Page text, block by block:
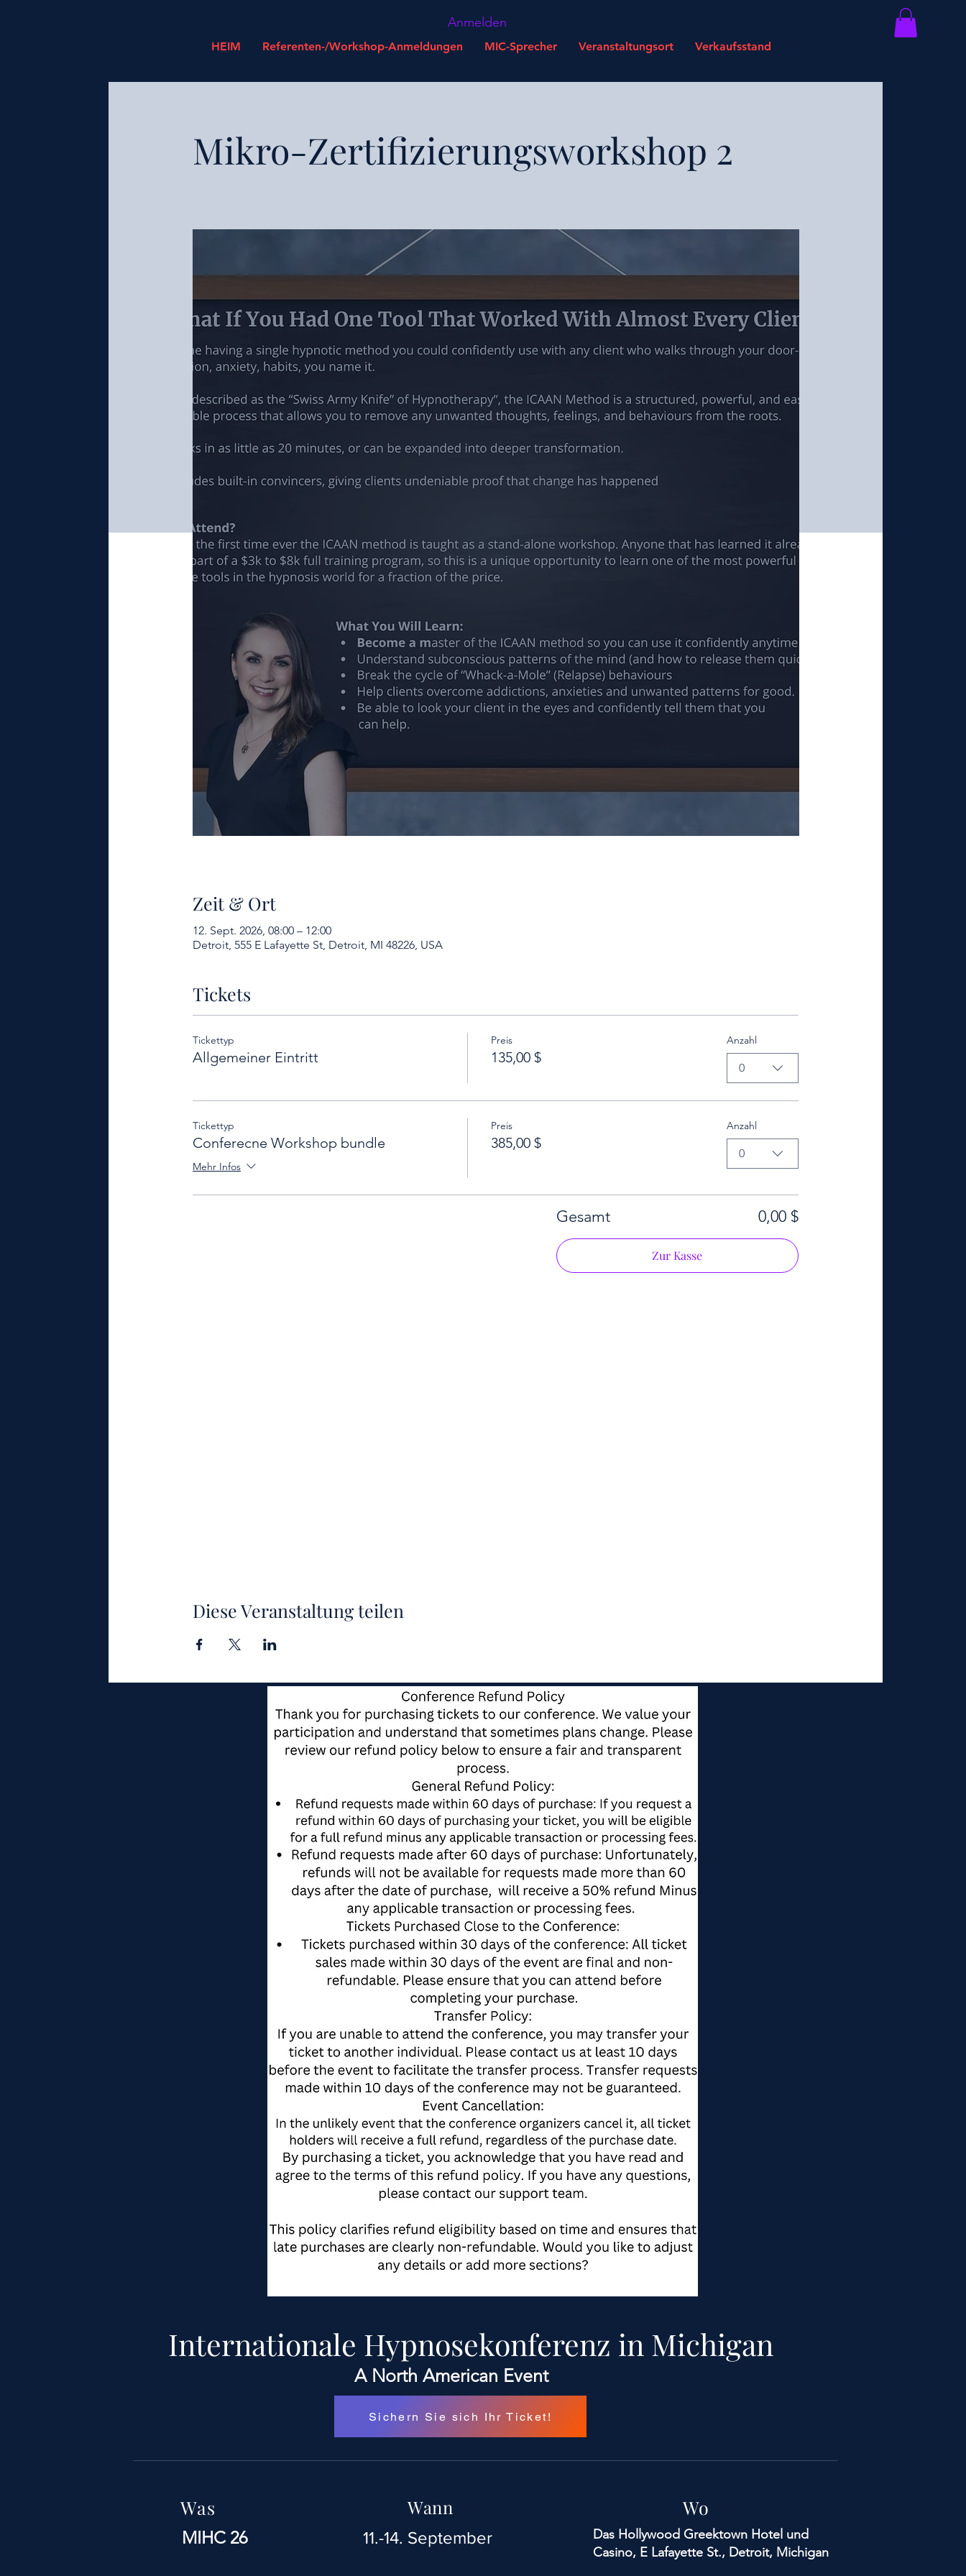
HEIM Referenten-/Workshop-Anmeldungen MIC-Sprecher Veranstaltungsort Verkaufsstand
Anmelden
Mikro-Zertifizierungsworkshop 2
Zeit & Ort
12. Sept. 2026, 08:00 – 12:00
Detroit, 555 E Lafayette St, Detroit, MI 48226, USA
Tickets
Tickettyp
Allgemeiner Eintritt
Preis
135,00 $
Anzahl
0
Tickettyp
Conferecne Workshop bundle
Mehr Infos
Preis
385,00 $
Anzahl
0
Gesamt 0,00 $
Zur Kasse
Diese Veranstaltung teilen
Internationale Hypnosekonferenz in Michigan
A North American Event
Sichern Sie sich Ihr Ticket!
Was Wann
MIHC 26 11.-14. September
Wo
Das Hollywood Greektown Hotel und
Casino, E Lafayette St., Detroit, Michigan